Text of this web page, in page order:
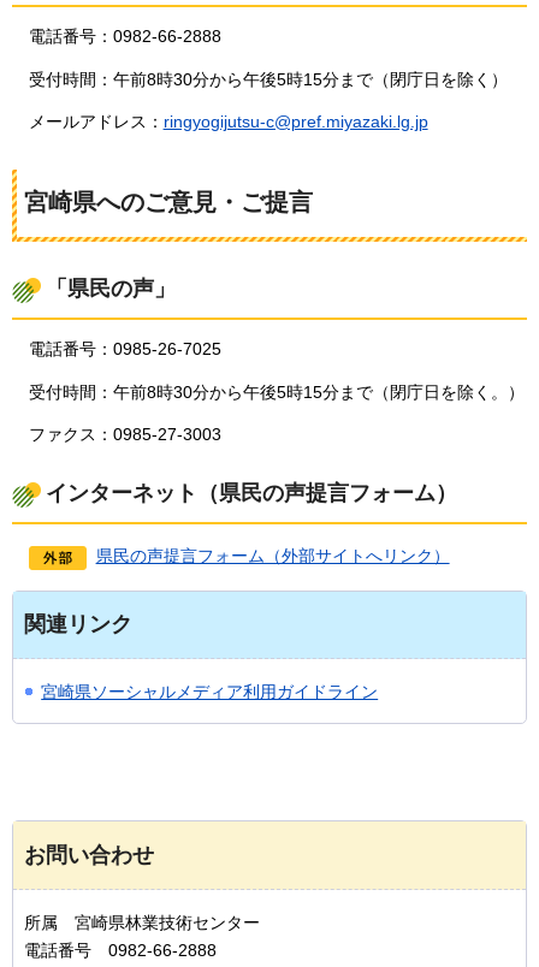
電話番号：0982-66-2888
受付時間：午前8時30分から午後5時15分まで（閉庁日を除く）
メールアドレス： ringyogijutsu-c@pref.miyazaki.lg.jp
宮崎県へのご意見・ご提言
「県民の声」
電話番号：0985-26-7025
受付時間：午前8時30分から午後5時15分まで（閉庁日を除く。）
ファクス：0985-27-3003
インターネット（県民の声提言フォーム）
県民の声提言フォーム（外部サイトへリンク）
関連リンク
宮崎県ソーシャルメディア利用ガイドライン
お問い合わせ
所属 宮崎県林業技術センター
電話番号 0982-66-2888